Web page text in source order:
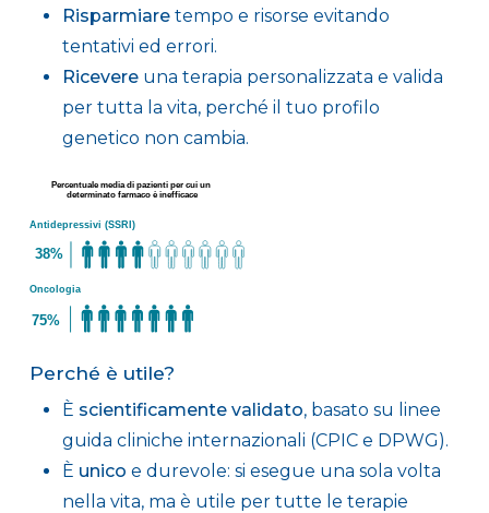
Risparmiaretempo e risorse evitando
tentativi ed errori.
Ricevereuna terapia personalizzata e valida
per tutta la vita, perché il tuo profilo
genetico non cambia.
Perché è utile?
È scientificamente validato, basato su linee
guida cliniche internazionali (CPIC e DPWG).
È unico e durevole: si esegue una sola volta
nella vita, ma è utile per tutte le terapie